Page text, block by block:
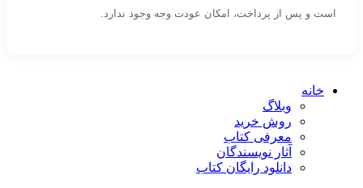
است و پس از پرداخت، امکان عودت وجه وجود ندارد.
خانه
وبلاگ
روش خرید
معرفی کتاب
آثار نویسندگان
دانلود رایگان کتاب